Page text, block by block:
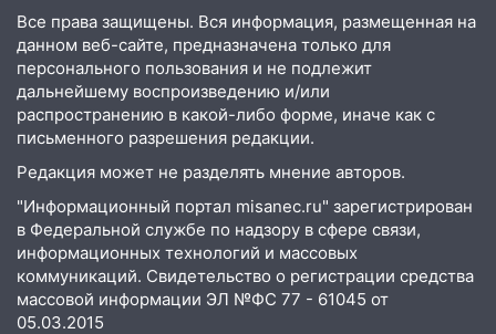
06:45 Императорский мост в
Ульяновске останется закрытым до
утра 10 августа
05:18 Судьба готовит сюрприз: гороскоп
на 8 августа — кому повезет с
деньгами, а кого ждет неожиданная
встреча
04:47 В Ульяновской области объявили
ракетную опасность: звучат сирены
07.08.2026
20:40 Ульяновские аграрии смогут
Все права защищены. Вся информация, размещенная на
данном веб-сайте, предназначена только для
персонального пользования и не подлежит
дальнейшему воспроизведению и/или
распространению в какой-либо форме, иначе как с
письменного разрешения редакции.
Редакция может не разделять мнение авторов.
"Информационный портал misanec.ru" зарегистрирован
в Федеральной службе по надзору в сфере связи,
информационных технологий и массовых
коммуникаций. Свидетельство о регистрации средства
массовой информации ЭЛ №ФС 77 - 61045 от
05.03.2015